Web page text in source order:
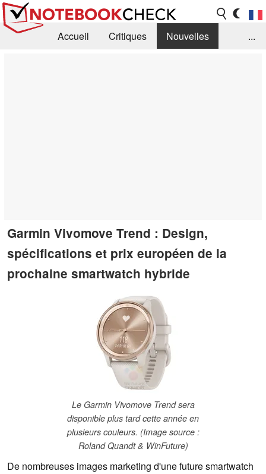
Accueil Critiques
Nouvelles
...
Garmin Vivomove Trend : Design,
spécifications et prix européen de la
prochaine smartwatch hybride
Le Garmin Vivomove Trend sera
disponible plus tard cette année en
plusieurs couleurs. (Image source :
Roland Quandt & WinFuture)
De nombreuses images marketing d'une future smartwatch